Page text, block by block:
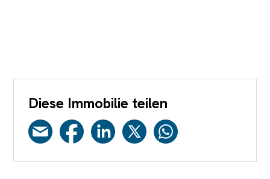
Diese Immobilie teilen